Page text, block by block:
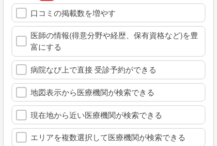
口コミの掲載数を増やす
医師の情報(得意分野や経歴、保有資格など)を豊
富にする
病院なび上で直接 受診予約ができる
地図表示から医療機関が検索できる
現在地から近い医療機関が検索できる
エリアを複数選択して医療機関が検索できる